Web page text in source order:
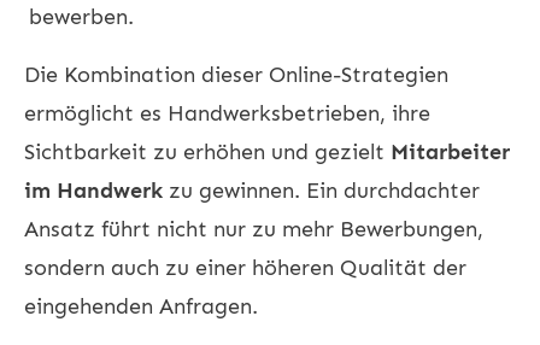
bewerben.
Die Kombination dieser Online-Strategien
ermöglicht es Handwerksbetrieben, ihre
Sichtbarkeit zu erhöhen und gezielt Mitarbeiter
im Handwerk zu gewinnen. Ein durchdachter
Ansatz führt nicht nur zu mehr Bewerbungen,
sondern auch zu einer höheren Qualität der
eingehenden Anfragen.